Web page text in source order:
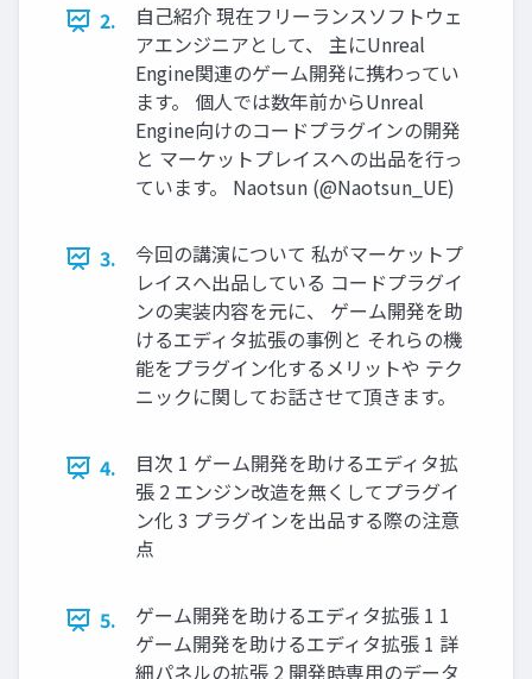
2.
自己紹介 現在フリーランスソフトウェ
アエンジニアとして、 主にUnreal
Engine関連のゲーム開発に携わってい
ます。 個人では数年前からUnreal
Engine向けのコードプラグインの開発
と マーケットプレイスへの出品を行っ
ています。 Naotsun (@Naotsun_UE)
3.
今回の講演について 私がマーケットプ
レイスへ出品している コードプラグイ
ンの実装内容を元に、 ゲーム開発を助
けるエディタ拡張の事例と それらの機
能をプラグイン化するメリットや テク
ニックに関してお話させて頂きます。
4.
目次 1 ゲーム開発を助けるエディタ拡
張 2 エンジン改造を無くしてプラグイ
ン化 3 プラグインを出品する際の注意
点
5.
ゲーム開発を助けるエディタ拡張 1 1
ゲーム開発を助けるエディタ拡張 1 詳
細パネルの拡張 2 開発時専用のデータ